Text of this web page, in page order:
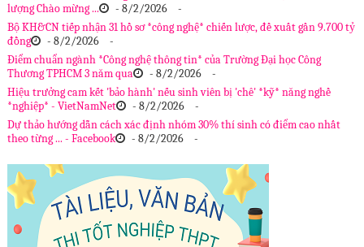
lượng Chào mừng ...
- 8/2/2026
-
Bộ KH&CN tiếp nhận 31 hồ sơ *công nghệ* chiến lược, đề xuất gần 9.700 tỷ
đồng
- 8/2/2026
-
Điểm chuẩn ngành *Công nghệ thông tin* của Trường Đại học Công
Thương TPHCM 3 năm qua
- 8/2/2026
-
Hiệu trưởng cam kết 'bảo hành' nếu sinh viên bị 'chê' *kỹ* năng nghề
*nghiệp* - VietNamNet
- 8/2/2026
-
Dự thảo hướng dẫn cách xác định nhóm 30% thí sinh có điểm cao nhất
theo từng ... - Facebook
- 8/2/2026 -